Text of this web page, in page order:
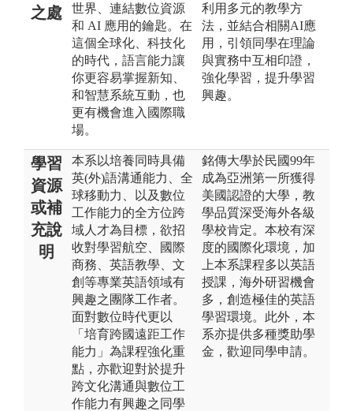
之處
世界、連結數位資源
和 AI 應用的鑰匙。在
這個全球化、科技化
的時代，語言能力讓
你更容易掌握新知、
和智慧系統互動，也
更有機會進入國際職
場。
利用多元的教學方
法，並結合相關AI應
用，引領同學在理論
與實務中互相印證，
強化學習，提升學習
興趣。
學習
資源
或補
充說
明
本系以培養同時具備
英(外)語溝通能力、全
球移動力、以及數位
工作能力的全方位跨
域人才為目標，欲招
收對學習航空、國際
商務、英語教學、文
創等專業英語領域有
興趣之團隊工作者。
面對數位時代更以
「培育跨國遠距工作
能力」為課程強化重
點，亦歡迎對於提升
跨文化溝通與數位工
作能力有興趣之同學
銘傳大學於民國99年
成為亞洲第一所獲得
美國認證的大學，教
學品質深受海外各級
學校肯定。本校有深
度的國際化環境，加
上本系課程多以英語
授課，海外研習機會
多，創造極佳的英語
學習環境。此外，本
系亦提供多種獎助學
金，歡迎同學申請。